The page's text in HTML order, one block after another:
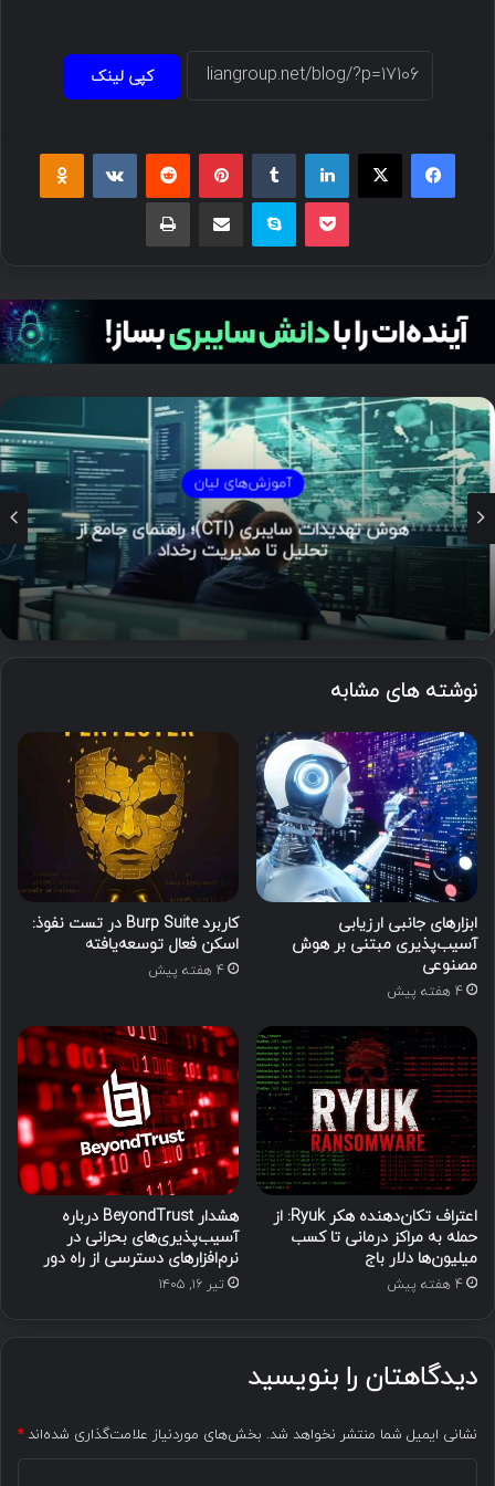
کپی لینک
فیسبوک ایکس لینکداین پینتریست
پاکت اسکایپ چاپ
آموزش‌های لیان
هوش تهدیدات سایبری (CTI)؛ راهنمای جامع از
تحلیل تا مدیریت رخداد
نوشته های مشابه
ابزارهای جانبی ارزیابی
آسیب‌پذیری مبتنی بر هوش
مصنوعی
4 هفته پیش
کاربرد Burp Suite در تست نفوذ:
اسکن فعال توسعه‌یافته
4 هفته پیش
اعتراف تکان‌دهنده هکر Ryuk: از
حمله به مراکز درمانی تا کسب
میلیون‌ها دلار باج
4 هفته پیش
هشدار BeyondTrust درباره
آسیب‌پذیری‌های بحرانی در
نرم‌افزارهای دسترسی از راه دور
تیر ۱۶, ۱۴۰۵
دیدگاهتان را بنویسید
نشانی ایمیل شما منتشر نخواهد شد. بخش‌های موردنیاز علامت‌گذاری شده‌اند*